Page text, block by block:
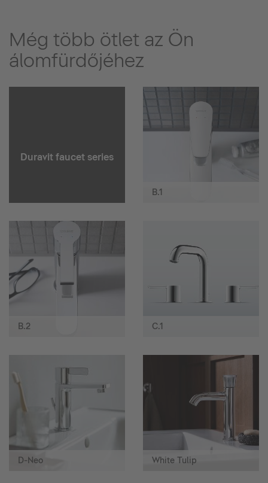
Még több ötlet az Ön
álomfürdőjéhez
Duravit faucet series
B.1
B.2 C.1
D-Neo White Tulip